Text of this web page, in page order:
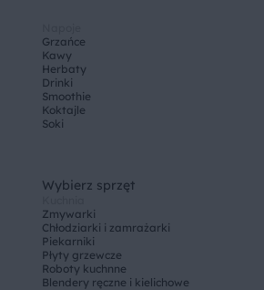
Grzańce
Kawy
Herbaty
Drinki
Smoothie
Koktajle
Soki
Wybierz sprzęt
Zmywarki
Chłodziarki i zamrażarki
Piekarniki
Płyty grzewcze
Roboty kuchnne
Blendery ręczne i kielichowe